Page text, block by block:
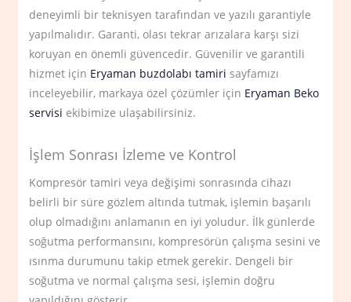
deneyimli bir teknisyen tarafından ve yazılı garantiyle
yapılmalıdır. Garanti, olası tekrar arızalara karşı sizi
koruyan en önemli güvencedir. Güvenilir ve garantili
hizmet için Eryaman buzdolabı tamiri sayfamızı
inceleyebilir, markaya özel çözümler için Eryaman Beko
servisi ekibimize ulaşabilirsiniz.
İşlem Sonrası İzleme ve Kontrol
Kompresör tamiri veya değişimi sonrasında cihazı
belirli bir süre gözlem altında tutmak, işlemin başarılı
olup olmadığını anlamanın en iyi yoludur. İlk günlerde
soğutma performansını, kompresörün çalışma sesini ve
ısınma durumunu takip etmek gerekir. Dengeli bir
soğutma ve normal çalışma sesi, işlemin doğru